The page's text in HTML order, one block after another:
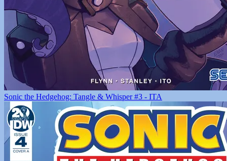
Sonic the Hedgehog: Tangle & Whisper #3 - ITA